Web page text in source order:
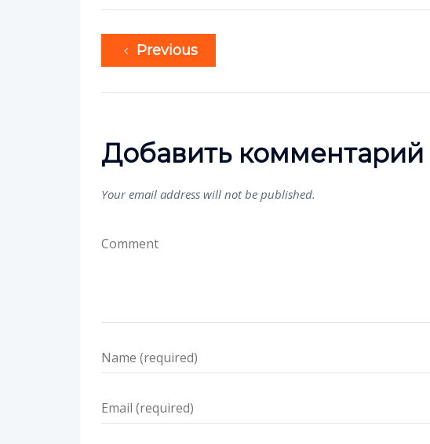
Previous
Добавить комментарий
Your email address will not be published.